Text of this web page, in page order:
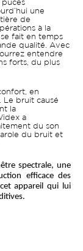
puces
une
de
à la
se fait en temps
qualité. Avec
entendre
forts, du plus
en
Le bruit causé
la
a
du son
du bruit et
spectrale, une
efficace des
appareil qui lui